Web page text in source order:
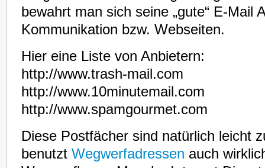
bewahrt man sich seine „gute“ E-Mail
Kommunikation bzw. Webseiten.
Hier eine Liste von Anbietern:
http://www.trash-mail.com
http://www.10minutemail.com
http://www.spamgourmet.com
Diese Postfächer sind natürlich leicht
benutzt Wegwerfadressen auch